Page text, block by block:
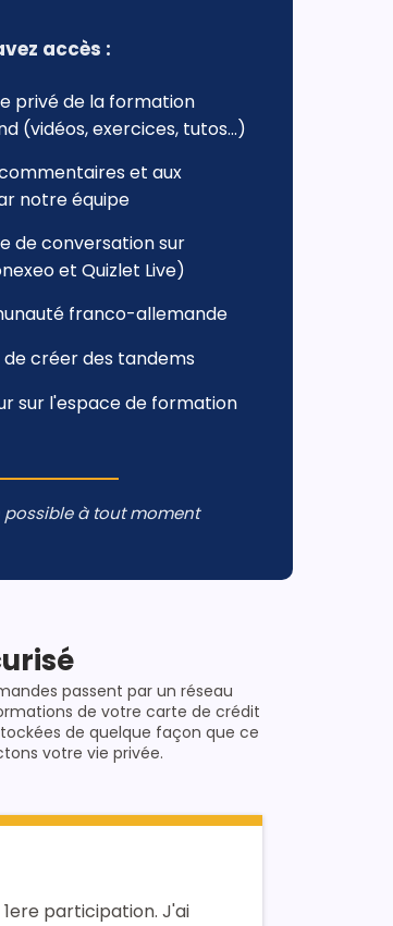
accès :
privé de la formation
(vidéos, exercices, tutos...)
et aux
notre équipe
de conversation sur
et Quizlet Live)
franco-allemande
de créer des tandems
sur l'espace de formation
à tout moment
passent par un réseau
de votre carte de crédit
de quelque façon que ce
votre vie privée.
participation. J'ai